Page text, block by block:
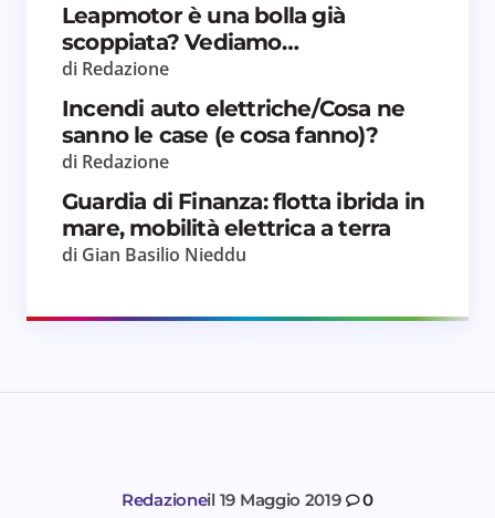
Leapmotor è una bolla già
scoppiata? Vediamo…
di Redazione
Incendi auto elettriche/Cosa ne
sanno le case (e cosa fanno)?
di Redazione
Guardia di Finanza: flotta ibrida in
mare, mobilità elettrica a terra
di Gian Basilio Nieddu
Redazioneil 19 Maggio 2019 0